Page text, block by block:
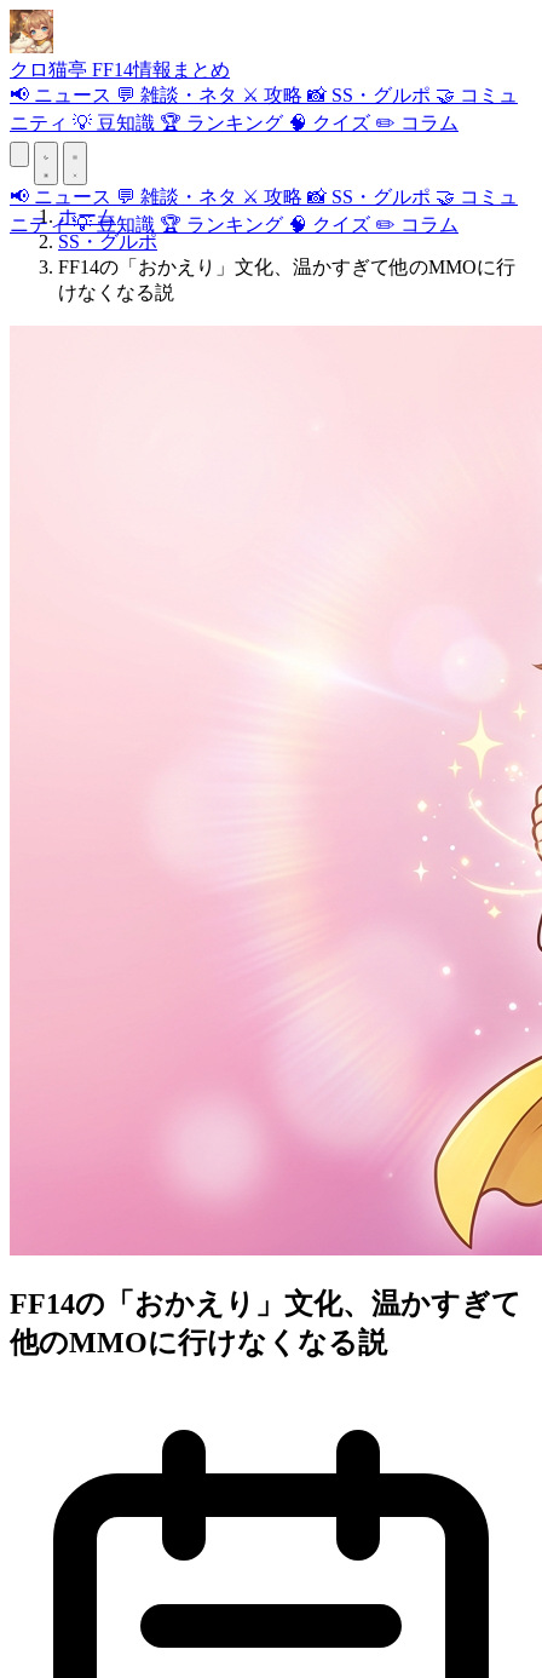
クロ猫亭 FF14情報まとめ
📢 ニュース 💬 雑談・ネタ ⚔️ 攻略 📸 SS・グルポ 🤝 コミュ
ニティ 💡 豆知識 🏆 ランキング 🧠 クイズ ✏️ コラム
📢 ニュース 💬 雑談・ネタ ⚔️ 攻略 📸 SS・グルポ 🤝 コミュ
ニティ💡豆知識 🏆 ランキング 🧠 クイズ ✏️ コラム
ホーム
SS・グルポ
FF14の「おかえり」文化、温かすぎて他のMMOに行
けなくなる説
FF14の「おかえり」文化、温かすぎて
他のMMOに行けなくなる説